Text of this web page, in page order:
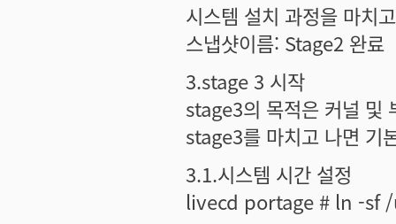
시스템 설치 과정을 마치
스냅샷이름: Stage2 완료
3.stage 3 시작
stage3의 목적은 커널 및
stage3를 마치고 나면 기
3.1.시스템 시간 설정
livecd portage # ln -sf